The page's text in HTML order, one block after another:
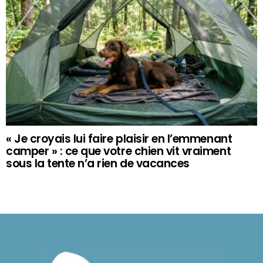
« Je croyais lui faire plaisir en l’emmenant
camper » : ce que votre chien vit vraiment
sous la tente n’a rien de vacances